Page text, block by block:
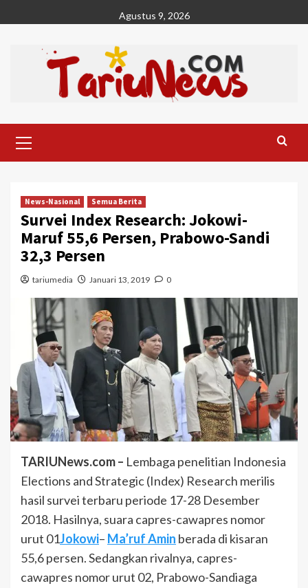
to
Agustus 9, 2026
Menu
News-Nasional Semua Berita
Survei Index Research: Jokowi-
Maruf 55,6 Persen, Prabowo-Sandi
32,3 Persen
tariumedia Januari 13, 2019 0
TARIUNews.com – Lembaga penelitian Indonesia
Elections and Strategic (Index) Research merilis
hasil survei terbaru periode 17-28 Desember
2018. Hasilnya, suara capres-cawapres nomor
urut 01Jokowi– Ma’ruf Amin berada di kisaran
55,6 persen. Sedangkan rivalnya, capres-
cawapres nomor urut 02, Prabowo-Sandiaga